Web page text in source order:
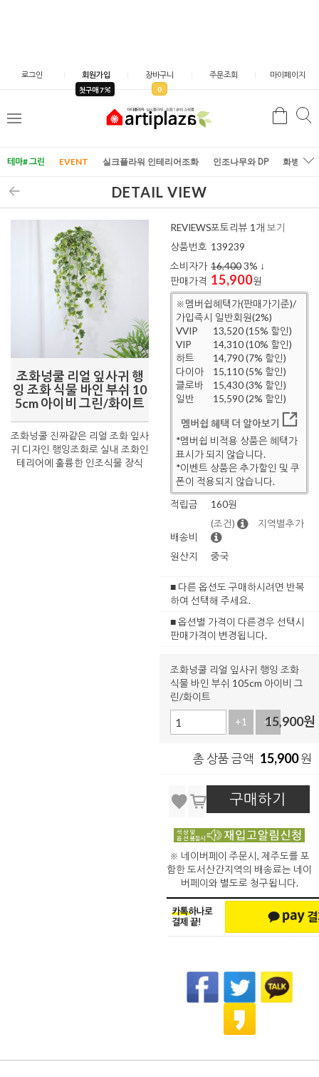
로그인 회원가입
첫구매 7
장바구니
0
주문조회 마이페이지
메
검
테마# 그린 EVENT 실크플라워 인테리어조화 인조나무와 DP 화병/화
DETAIL VIEW
조화넝쿨 리얼 잎사귀 행
잉 조화 식물 바인 부쉬 10
5cm 아이비 그린/화이트
조화넝쿨 진짜같은 리얼 조화 잎사
귀 디자인 행잉조화로 실내 조화인
테리어에 훌륭한 인조식물 장식
REVIEWS포토리뷰 1개보기
상품번호 139239
소비자가 16,4003% ↓
판매가격 15,900원
※멤버쉽혜택가(판매가기준)/
가입즉시 일반회원(2%)
VVIP
13,520 (15% 할인)
VIP
14,310 (10% 할인)
하트
14,790 (7% 할인)
다이아
15,110 (5% 할인)
클로바
15,430 (3% 할인)
일반
15,590 (2% 할인)
멤버쉽 혜택 더 알아보기
*멤버쉽 비적용 상품은 혜택가
표시가 되지 않습니다.
*이벤트 상품은 추가할인 및 쿠
폰이 적용되지 않습니다.
적립금
160원
배송비
(조건) 지역별추가
원산지 중국
■ 다른 옵션도 구매하시려면 반복
하여 선택해 주세요.
■ 옵션별 가격이 다른경우 선택시
판매가격이 변경됩니다.
조화넝쿨 리얼 잎사귀 행잉 조화
식물 바인 부쉬 105cm 아이비 그
린/화이트
+1 -1
15,900원
총 상품 금액 15,900원
구매하기
※ 네이버페이 주문시, 제주도를 포
함한 도서산간지역의 배송료는 네이
버페이와 별도로 청구됩니다.